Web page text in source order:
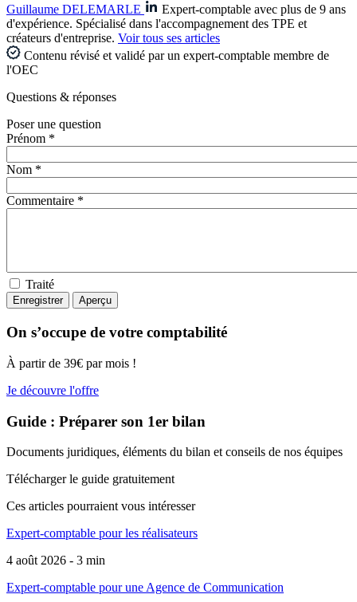
Guillaume DELEMARLE
Expert-comptable avec plus de 9 ans
d'expérience. Spécialisé dans l'accompagnement des TPE et
créateurs d'entreprise. Voir tous ses articles
Contenu révisé et validé par un expert-comptable membre de
l'OEC
Questions & réponses
Poser une question
Prénom *
Nom *
Commentaire *
Traité
On s’occupe de votre comptabilité
À partir de 39€ par mois !
Je découvre l'offre
Guide : Préparer son 1er bilan
Documents juridiques, éléments du bilan et conseils de nos équipes
Télécharger le guide gratuitement
Ces articles pourraient vous intéresser
Expert-comptable pour les réalisateurs
4 août 2026 - 3 min
Expert-comptable pour une Agence de Communication